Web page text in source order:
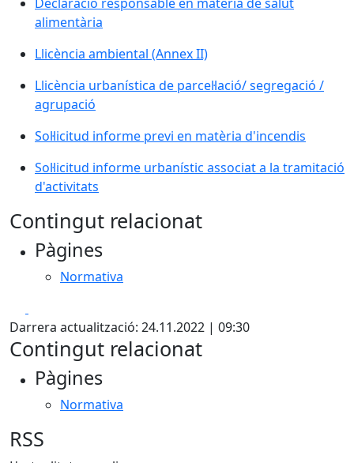
alimentària
Llicència ambiental (Annex II)
Llicència urbanística de parcel·lació/ segregació /
agrupació
Sol·licitud informe previ en matèria d'incendis
Sol·licitud informe urbanístic associat a la tramitació
d'activitats
Contingut relacionat
Pàgines
Normativa
Darrera actualització: 24.11.2022 | 09:30
Contingut relacionat
Pàgines
Normativa
RSS